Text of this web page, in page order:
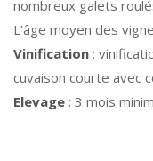
nombreux galets
L’âge moyen des
Vinification :
cuvaison courte avec
Elevage : 3 mois